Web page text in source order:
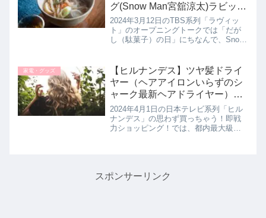
グ(Snow Man宮舘涼太)ラビット
｜3月12日
2024年3月12日のTBS系列「ラヴィッ
ト」のオープニングトークでは「だが
し（駄菓子）の日」にちなんで、Snow
【母の手作りうどん】の作り方を教え
てくれたので詳しく紹...
家電・グッズ
【ヒルナンデス】ツヤ髪ドライ
ヤー（ヘアアイロンいらずのシ
ャーク最新ヘアドライヤー）の
お取り寄せ。新生活に便利な最
新家電を視察！4月1日
2024年4月1日の日本テレビ系列「ヒル
ナンデス」の思わず買っちゃう！即戦
力ショッピング！では、都内最大級の
スポンサーリンク